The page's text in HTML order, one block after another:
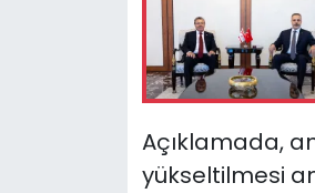
Açıklamada,
yükseltilmesi
Video Galeri
Yazarlar